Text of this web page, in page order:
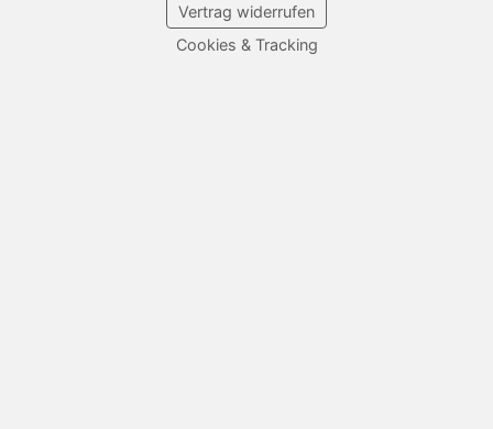
Vertrag widerrufen
Cookies & Tracking